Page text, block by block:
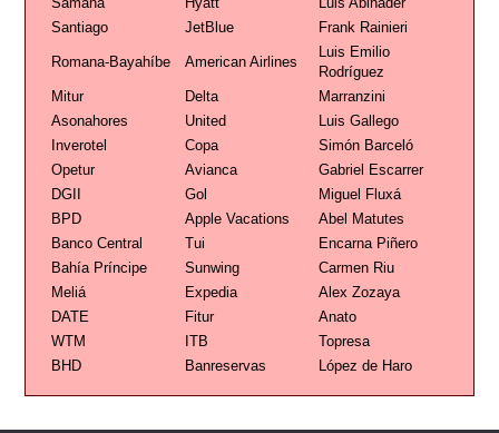
Santiago
JetBlue Frank Rainieri
Romana-Bayahíbe American Airlines
Luis Emilio
Rodríguez
Mitur
Delta
Marranzini
Asonahores
United
Luis Gallego
Inverotel
Copa
Simón Barceló
Opetur
Avianca
Gabriel Escarrer
DGII
Gol
Miguel Fluxá
BPD
Apple Vacations
Abel Matutes
Banco Central
Tui
Encarna Piñero
Bahía Príncipe
Sunwing
Carmen Riu
Meliá
Expedia
Alex Zozaya
DATE
Fitur
Anato
WTM
ITB
Topresa
BHD
Banreservas López de Haro